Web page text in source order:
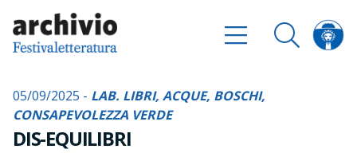
05/09/2025 - LAB. LIBRI, ACQUE, BOSCHI,
CONSAPEVOLEZZA VERDE
DIS-EQUILIBRI